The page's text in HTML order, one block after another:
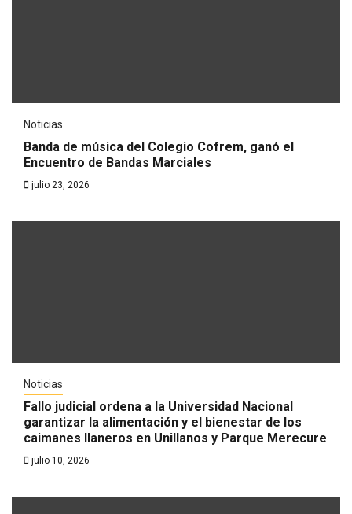
Noticias
Banda de música del Colegio Cofrem, ganó el
Encuentro de Bandas Marciales
julio 23, 2026
Noticias
Fallo judicial ordena a la Universidad Nacional
garantizar la alimentación y el bienestar de los
caimanes llaneros en Unillanos y Parque Merecure
julio 10, 2026